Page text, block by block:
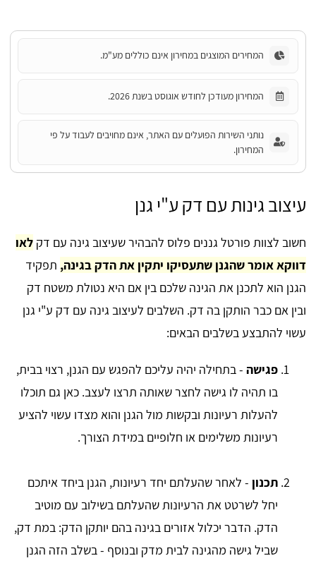
המחירים המוצגים במחירון אינם כוללים מע"מ.
המחירון מעודכן לחודש אוגוסט בשנת 2026.
נותני השירות הפועלים עם האתר, אינם מחויבים לעבוד על פי
המחירון.
עיצוב גינות עם דק ע"י גנן
חשוב לצוות פורטל גננים פלוס להבהיר שעיצוב גינה עם דק לאו
דווקא אומר שהגנן שתעסיקו יתקין את הדק בגינה, תפקיד
הגנן הוא לתכנן את הגינה שלכם בין אם היא נטולת משטח דק
ובין אם כבר הותקן בה דק. השלבים לעיצוב גינה עם דק ע"י גנן
עשוי להתבצע בשלבים הבאים:
פגישה - בתחילה יהיה עליכם להפגש עם הגנן, רצוי בבית,
בו תהיה לו גישה לחצר שאותה תרצו לעצב. כאן גם תוכלו
להעלות רעיונות ובקשות מול הגנן והוא מצדו עשוי להציע
רעיונות משלימים או חלופיים במידת הצורך.
תכנון - לאחר שהעלתם יחד רעיונות, הגנן ביחד איתכם
יחל לשרטט את הרעיונות שהעלתם בשילוב עם מוטיב
הדק. הדבר יכלול אזורים בגינה בהם יותקן הדק: במת דק,
שביל גישה מהגינה לבית מדק ובנוסף - בשלב הזה הגנן